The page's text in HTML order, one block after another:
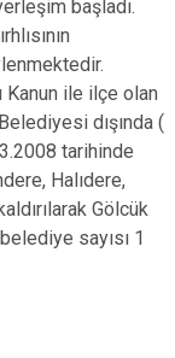
başladı.
Kanun ile ilçe olan
dışında (
tarihinde
Halıdere,
Gölcük
sayısı 1